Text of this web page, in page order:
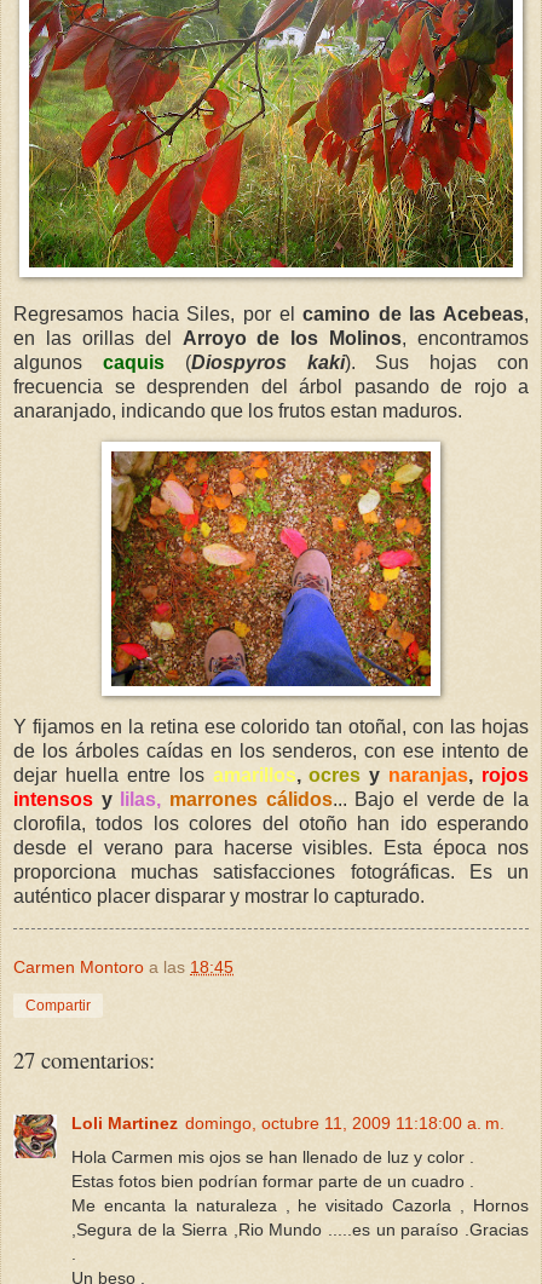
Regresamos hacia Siles, por elcamino de las Acebeas,
en las orillas del Arroyo de los Molinos, encontramos
algunos caquis(Diospyros kaki). Sus hojas con
frecuencia se desprenden del árbol pasando de rojo a
anaranjado, indicando que los frutos estan maduros.
Y fijamos en la retina ese colorido tan otoñal, con las hojas
de los árboles caídas en los senderos, con ese intento de
dejar huella entre los amarillos,ocres y naranjas, rojos
intensos y lilas, marrones cálidos... Bajo el verde de la
clorofila, todos los colores del otoño han ido esperando
desde el verano para hacerse visibles. Esta época nos
proporciona muchas satisfacciones fotográficas. Es un
auténtico placer disparar y mostrar lo capturado.
Carmen Montoro a las 18:45
Compartir
27 comentarios:
Loli Martinez domingo, octubre 11, 2009 11:18:00 a. m.
Hola Carmen mis ojos se han llenado de luz y color .
Estas fotos bien podrían formar parte de un cuadro .
Me encanta la naturaleza , he visitado Cazorla , Hornos
,Segura de la Sierra ,Rio Mundo .....es un paraíso .Gracias
.
Un beso .